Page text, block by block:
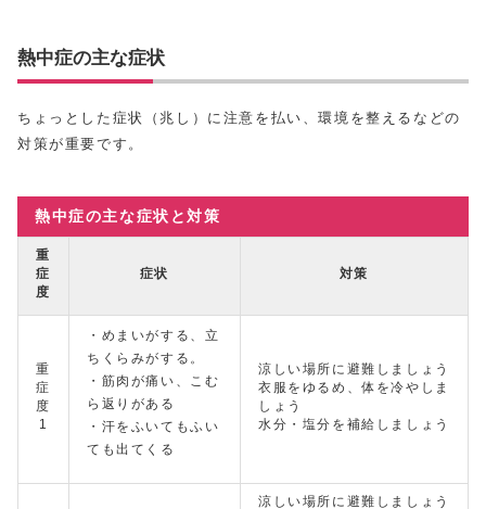
熱中症の主な症状
ちょっとした症状（兆し）に注意を払い、環境を整えるなどの
対策が重要です。
熱中症の主な症状と対策
重
症
度
症状 対策
重
症
度
1
・めまいがする、立
ちくらみがする。
・筋肉が痛い、こむ
ら返りがある
・汗をふいてもふい
ても出てくる
涼しい場所に避難しましょう
衣服をゆるめ、体を冷やしま
しょう
水分・塩分を補給しましょう
涼しい場所に避難しましょう